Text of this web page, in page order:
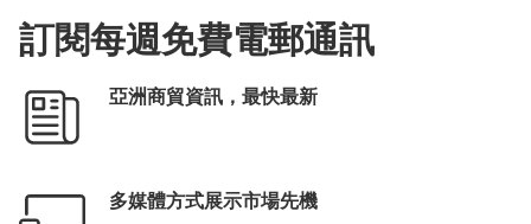
訂閱每週免費電郵通訊
亞洲商貿資訊，最快最新
多媒體方式展示市場先機